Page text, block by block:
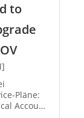
to
Pläne:
Account